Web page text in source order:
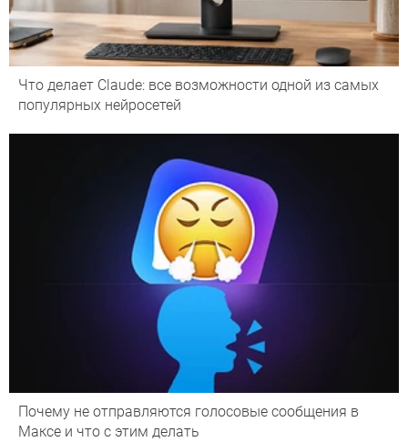
Что делает Сlaude: все возможности одной из самых
популярных нейросетей
Почему не отправляются голосовые сообщения в
Максе и что с этим делать